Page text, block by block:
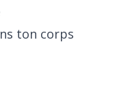
ton corps